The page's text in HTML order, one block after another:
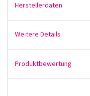
Herstellerdaten
Weitere Details
Produktbewertung